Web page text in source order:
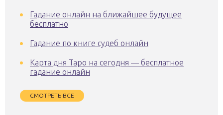
Гадание онлайн на ближайшее будущее
бесплатно
Гадание по книге судеб онлайн
Карта дня Таро на сегодня — бесплатное
гадание онлайн
СМОТРЕТЬ ВСЁ